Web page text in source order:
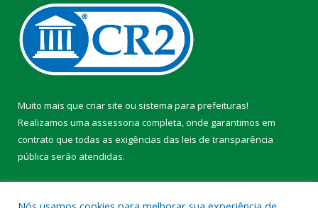
Muito mais que criar site ou sistema para prefeituras!
Realizamos uma assessoria completa, onde garantimos em
contrato que todas as exigências das leis de transparência
pública serão atendidas.